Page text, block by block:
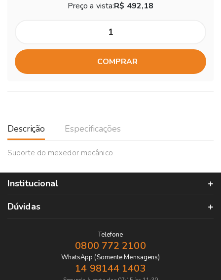
Preço a vista:R$ 492,18
COMPRAR
Descrição Especificações
Suporte do mexedor mecânico
Institucional
Dúvidas
Telefone
0800 772 2100
WhatsApp (Somente Mensagens)
14 98144 1403